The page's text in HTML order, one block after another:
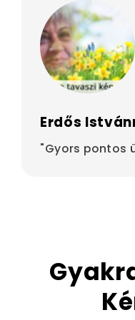
Erdős
"Gyors pontos